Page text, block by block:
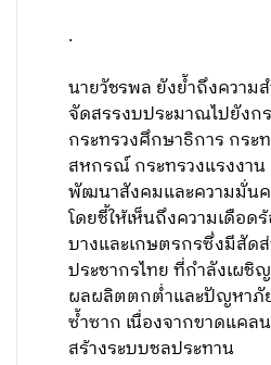
.
นายวัชรพล ยังย้ำถึงความ
จัดสรรงบประมาณไปยังก
กระทรวงศึกษาธิการ กระ
สหกรณ์ กระทรวงแรงงาน
พัฒนาสังคมและความมั่น
โดยชี้ให้เห็นถึงความเดือด
บางและเกษตรกรซึ่งมีสัด
ประชากรไทย ที่กำลังเผชิ
ผลผลิตตกต่ำและปัญหาภั
ซ้ำซาก เนื่องจากขาดแคล
สร้างระบบชลประทาน